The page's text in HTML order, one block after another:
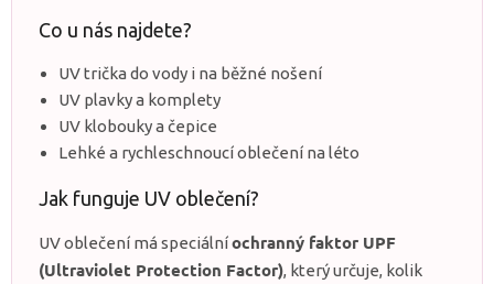
u
Co u nás najdete?
UV trička do vody i na běžné nošení
UV plavky a komplety
UV klobouky a čepice
Lehké a rychleschnoucí oblečení na léto
Jak funguje UV oblečení?
UV oblečení má speciálníochranný faktor UPF
(Ultraviolet Protection Factor), který určuje, kolik